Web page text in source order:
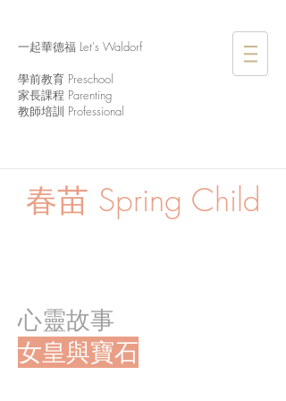
一起華德福 Let's Waldorf
學前教育 Preschool
家長課程 Parenting
教師培訓 Professional
春苗 Spring Child
心靈故事
女皇與寶石